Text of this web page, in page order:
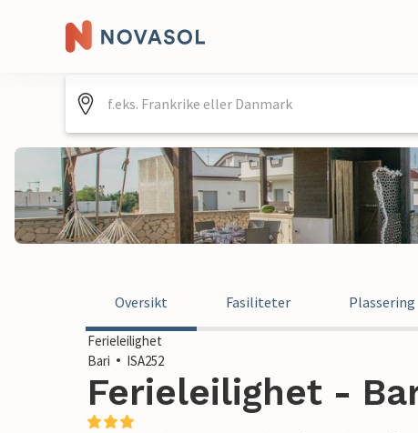
Oversikt Fasiliteter Plassering
Ferieleilighet
Bari
ISA252
Ferieleilighet -